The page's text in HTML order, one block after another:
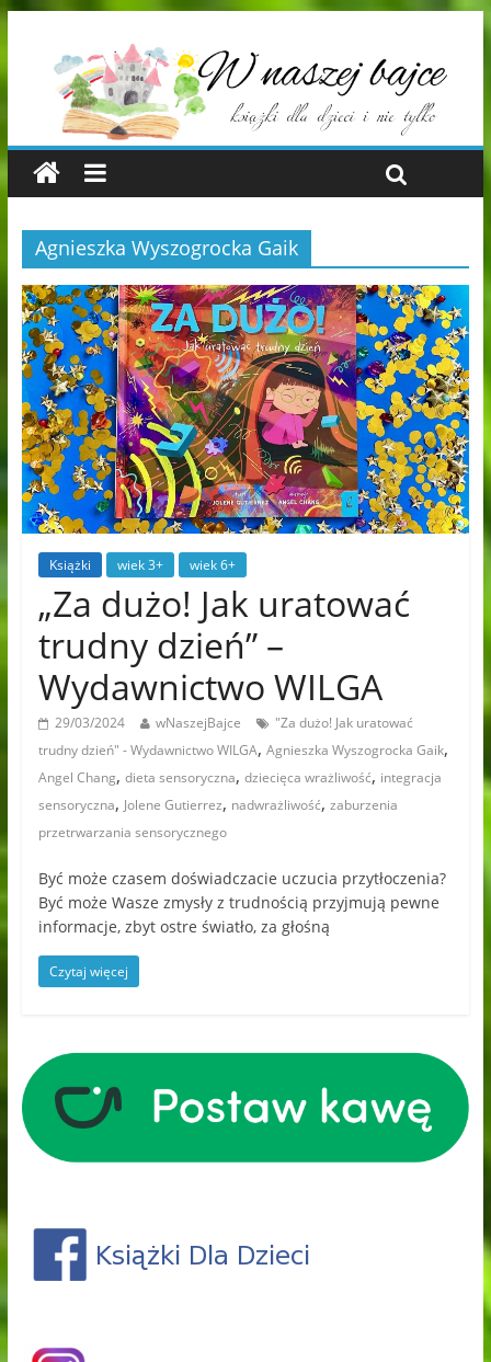
Agnieszka Wyszogrocka Gaik
Książki wiek 3+ wiek 6+
„Za dużo! Jak uratować
trudny dzień” –
Wydawnictwo WILGA
29/03/2024 wNaszejBajce
"Za dużo! Jak uratować
trudny dzień" - Wydawnictwo WILGA, Agnieszka Wyszogrocka Gaik,
Angel Chang, dieta sensoryczna, dziecięca wrażliwość, integracja
sensoryczna, Jolene Gutierrez, nadwrażliwość, zaburzenia
przetrwarzania sensorycznego
Być może czasem doświadczacie uczucia przytłoczenia?
Być może Wasze zmysły z trudnością przyjmują pewne
informacje, zbyt ostre światło, za głośną
Czytaj więcej